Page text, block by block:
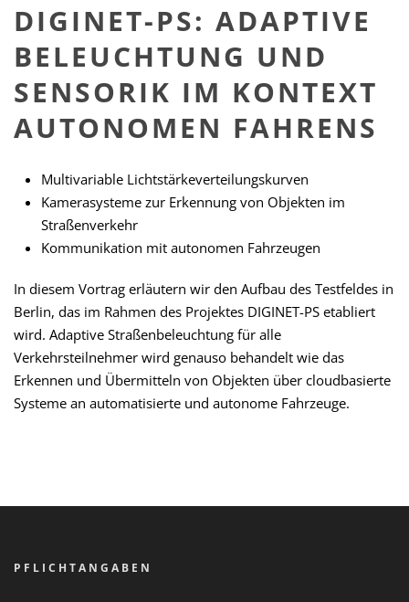
DIGINET-PS: ADAPTIVE
BELEUCHTUNG UND
SENSORIK IM KONTEXT
AUTONOMEN FAHRENS
Multivariable Lichtstärkeverteilungskurven
Kamerasysteme zur Erkennung von Objekten im
Straßenverkehr
Kommunikation mit autonomen Fahrzeugen
In diesem Vortrag erläutern wir den Aufbau des Testfeldes in
Berlin, das im Rahmen des Projektes DIGINET-PS etabliert
wird. Adaptive Straßenbeleuchtung für alle
Verkehrsteilnehmer wird genauso behandelt wie das
Erkennen und Übermitteln von Objekten über cloudbasierte
Systeme an automatisierte und autonome Fahrzeuge.
PFLICHTANGABEN